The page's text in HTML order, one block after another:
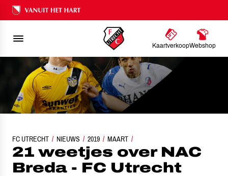
Ons nalatenschap
KaartverkoopWebshop
FC UTRECHT NIEUWS 2019 MAART
21 WEETJES OVER NAC BREDA - FC UTRECHT
21 weetjes over NAC
Breda - FC Utrecht